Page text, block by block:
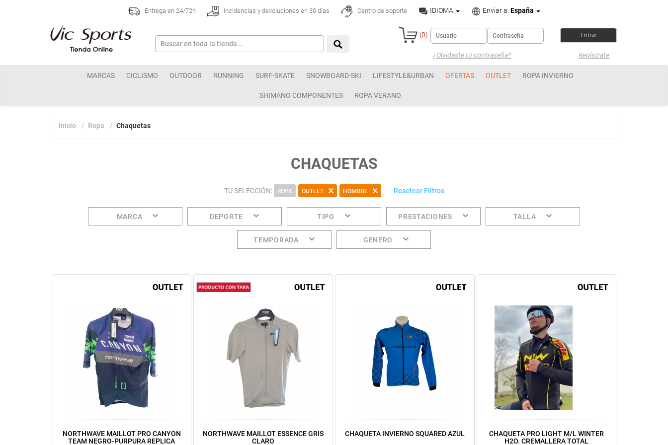
Entrega en 24/72h Incidencias y devoluciones en 30 días Centro de soporte IDIOMA Enviar a: España
(0)
¿Olvidaste tu contraseña? Regístrate
MARCAS CICLISMO OUTDOOR RUNNING SURF-SKATE SNOWBOARD-SKI LIFESTYLE&URBAN OFERTAS OUTLET ROPA INVIERNO
SHIMANO COMPONENTES ROPA VERANO
Inicio Ropa Chaquetas
CHAQUETAS
TU SELECCIÓN: ROPA OUTLET HOMBRE Resetear Filtros
MARCA DEPORTE TIPO PRESTACIONES TALLA
TEMPORADA GENERO
NORTHWAVE MAILLOT PRO CANYON
TEAM NEGRO-PURPURA REPLICA
NORTHWAVE MAILLOT ESSENCE GRIS
CLARO
CHAQUETA INVIERNO SQUARED AZUL
CHAQUETA PRO LIGHT M/L WINTER
H2O. CREMALLERA TOTAL